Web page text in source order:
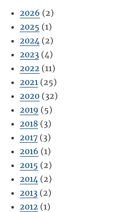
2026 (2)
2025 (1)
2024 (2)
2023 (4)
2022 (11)
2021 (25)
2020 (32)
2019 (5)
2018 (3)
2017 (3)
2016 (1)
2015 (2)
2014 (2)
2013 (2)
2012 (1)